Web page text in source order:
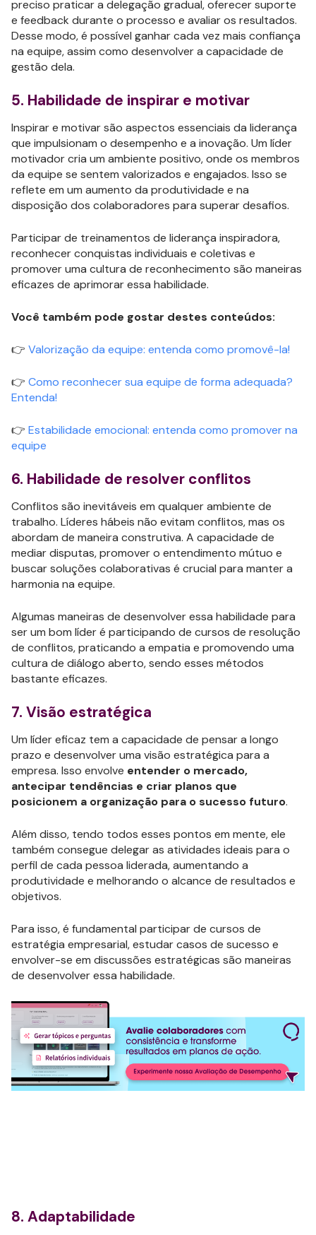
preciso praticar a delegação gradual, oferecer suporte
e feedback durante o processo e avaliar os resultados.
Desse modo, é possível ganhar cada vez mais confiança
na equipe, assim como desenvolver a capacidade de
gestão dela.
5. Habilidade de inspirar e motivar
Inspirar e motivar são aspectos essenciais da liderança
que impulsionam o desempenho e a inovação. Um líder
motivador cria um ambiente positivo, onde os membros
da equipe se sentem valorizados e engajados. Isso se
reflete em um aumento da produtividade e na
disposição dos colaboradores para superar desafios.
Participar de treinamentos de liderança inspiradora,
reconhecer conquistas individuais e coletivas e
promover uma cultura de reconhecimento são maneiras
eficazes de aprimorar essa habilidade.
Você também pode gostar destes conteúdos:
👉 Valorização da equipe: entenda como promovê-la!
👉 Como reconhecer sua equipe de forma adequada?
Entenda!
👉 Estabilidade emocional: entenda como promover na
equipe
6. Habilidade de resolver conflitos
Conflitos são inevitáveis em qualquer ambiente de
trabalho. Líderes hábeis não evitam conflitos, mas os
abordam de maneira construtiva. A capacidade de
mediar disputas, promover o entendimento mútuo e
buscar soluções colaborativas é crucial para manter a
harmonia na equipe.
Algumas maneiras de desenvolver essa habilidade para
ser um bom líder é participando de cursos de resolução
de conflitos, praticando a empatia e promovendo uma
cultura de diálogo aberto, sendo esses métodos
bastante eficazes.
7. Visão estratégica
Um líder eficaz tem a capacidade de pensar a longo
prazo e desenvolver uma visão estratégica para a
empresa. Isso envolve entender o mercado,
antecipar tendências e criar planos que
posicionem a organização para o sucesso futuro.
Além disso, tendo todos esses pontos em mente, ele
também consegue delegar as atividades ideais para o
perfil de cada pessoa liderada, aumentando a
produtividade e melhorando o alcance de resultados e
objetivos.
Para isso, é fundamental participar de cursos de
estratégia empresarial, estudar casos de sucesso e
envolver-se em discussões estratégicas são maneiras
de desenvolver essa habilidade.
8. Adaptabilidade